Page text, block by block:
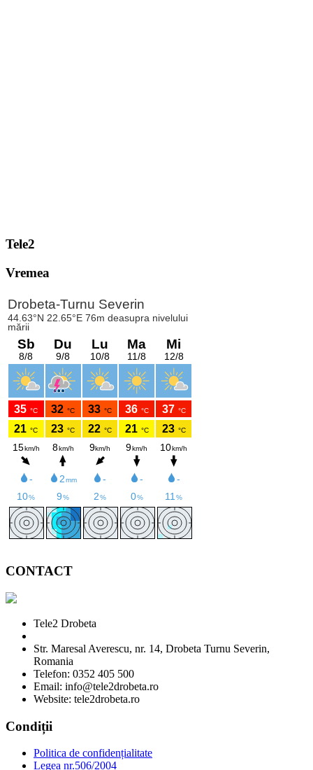
Tele2
Vremea
CONTACT
Tele2 Drobeta
Str. Maresal Averescu, nr. 14, Drobeta Turnu Severin,
Romania
Telefon: 0352 405 500
Email: info@tele2drobeta.ro
Website: tele2drobeta.ro
Condiții
Politica de confidențialitate
Legea nr.506/2004